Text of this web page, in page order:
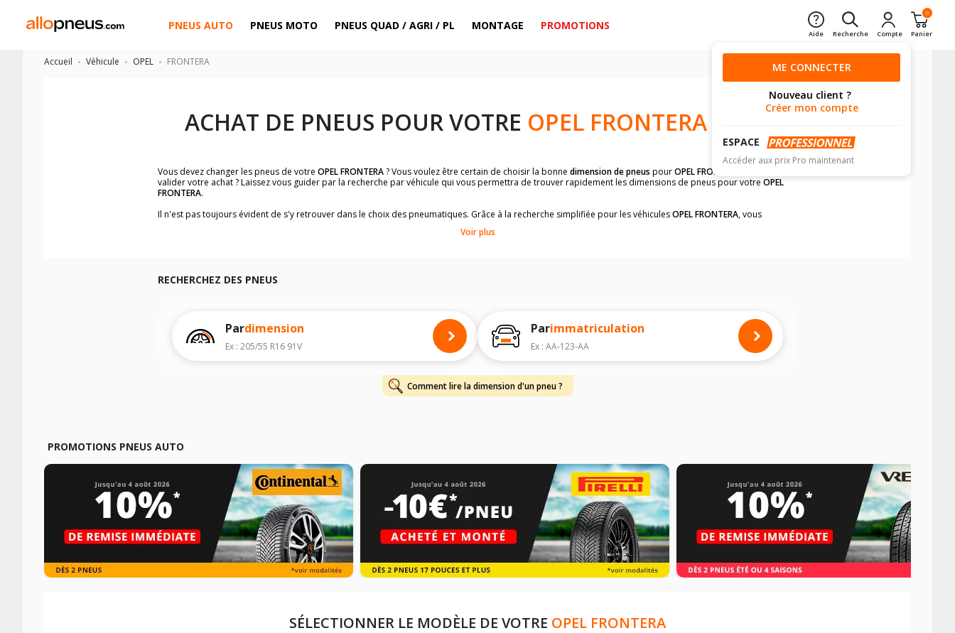
PNEUS AUTO PNEUS MOTO PNEUS QUAD / AGRI / PL MONTAGE PROMOTIONS
Aide Recherche Compte
0
Panier
ME CONNECTER
Nouveau client ?
Créer mon compte
ESPACE
Accéder aux prix Pro maintenant
Accueil Véhicule OPEL FRONTERA
ACHAT DE PNEUS POUR VOTRE OPEL FRONTERA
Vous devez changer les pneus de votre OPEL FRONTERA? Vous voulez être certain de choisir la bonne dimension de pneus pourOPEL FRONTERA
valider votre achat ? Laissez vous guider par la recherche par véhicule qui vous permettra de trouver rapidement les dimensions de pneus pour votre OPEL
FRONTERA.
Il n'est pas toujours évident de s'y retrouver dans le choix des pneumatiques. Grâce à la recherche simplifiée pour les véhiculesOPEL FRONTERA, vous
Vous ne savez pas comment trouver les dimensions de vos pneus ? Ces informations sont indiquées sur le flanc des pneumatiques, dans le carnet de bord du
véhicule, sans oublier les indices de charge et de vitesse, indispensables pour que votre dimension soit complète.
Voir plus
RECHERCHEZ DES PNEUS
Pardimension
Ex : 205/55 R16 91V
Parimmatriculation
Ex : AA-123-AA
Comment lire la dimension d'un pneu ?
PROMOTIONS PNEUS AUTO
SÉLECTIONNER LE MODÈLE DE VOTRE OPEL FRONTERA